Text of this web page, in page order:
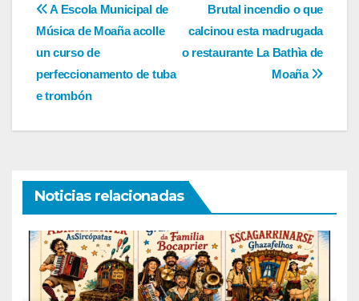
Navegación
de
entradas
Brutal incendio o que
calcinou esta madrugada
o restaurante La Bathìa de
Moaña
A Escola Municipal de
Música de Moaña acolle
un curso de
perfeccionamento de tuba
e trombón
Noticias relacionadas